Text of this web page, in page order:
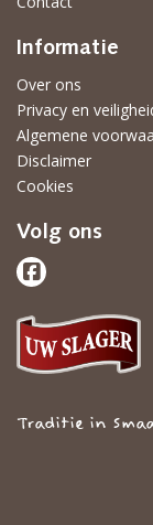
Informatie
Over ons
Privacy en
Algemene
Disclaimer
Cookies
Volg ons
Traditie in